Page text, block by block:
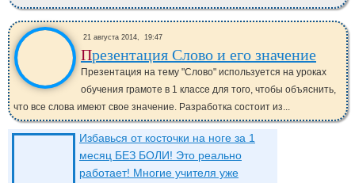
21 августа 2014, 19:47
Презентация Слово и его значение
Презентация на тему "Слово" используется на уроках
обучения грамоте в 1 классе для того, чтобы объяснить,
что все слова имеют свое значение. Разработка состоит из...
Избавься от косточки на ноге за 1
месяц БЕЗ БОЛИ! Это реально
работает! Многие учителя уже